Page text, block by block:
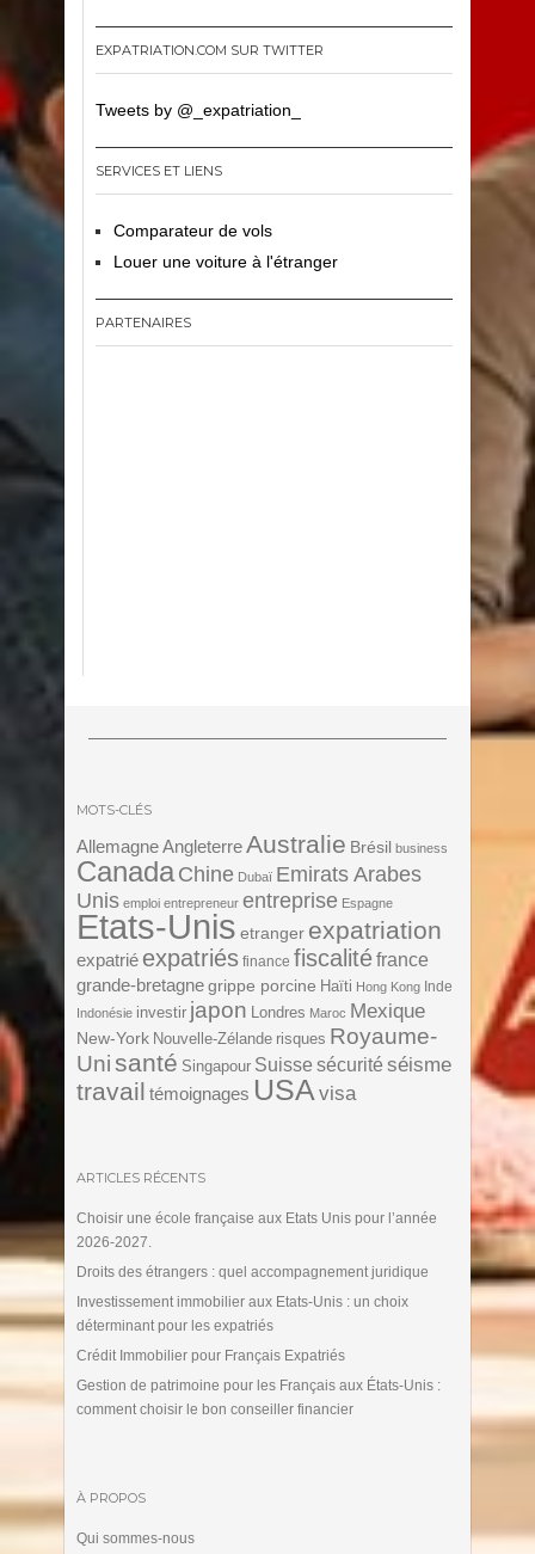
EXPATRIATION.COM SUR TWITTER
Tweets by @_expatriation_
SERVICES ET LIENS
Comparateur de vols
Louer une voiture à l'étranger
PARTENAIRES
MOTS-CLÉS
Allemagne AngleterreAustralie Brésil business
Canada Chine Dubaï Emirats Arabes
Unis emploi entrepreneur entreprise Espagne
Etats-Unis etranger expatriation
expatrié expatriés finance fiscalitéfrance
grande-bretagne grippe porcine Haïti Hong Kong Inde
Indonésie investir japon Londres Maroc Mexique
New-York Nouvelle-Zélande risques Royaume-
Unisanté Singapour Suisse sécurité séisme
travail témoignages USA visa
ARTICLES RÉCENTS
Choisir une école française aux Etats Unis pour l’année
2026-2027.
Droits des étrangers : quel accompagnement juridique
Investissement immobilier aux Etats-Unis : un choix
déterminant pour les expatriés
Crédit Immobilier pour Français Expatriés
Gestion de patrimoine pour les Français aux États-Unis :
comment choisir le bon conseiller financier
À PROPOS
Qui sommes-nous